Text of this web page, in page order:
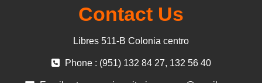
Contact Us
Libres 511-B Colonia centro
Phone : (951) 132 84 27, 132 56 40